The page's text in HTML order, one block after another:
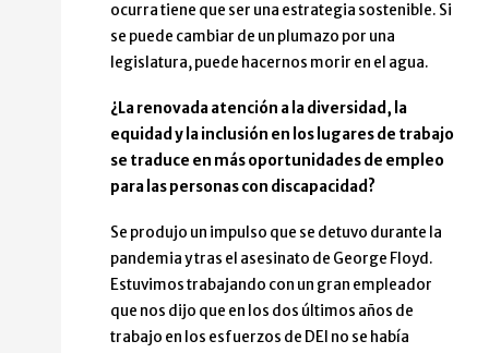
ocurra tiene que ser una estrategia sostenible. Si
se puede cambiar de un plumazo por una
legislatura, puede hacernos morir en el agua.
¿La renovada atención a la diversidad, la
equidad y la inclusión en los lugares de trabajo
se traduce en más oportunidades de empleo
para las personas con discapacidad?
Se produjo un impulso que se detuvo durante la
pandemia y tras el asesinato de George Floyd.
Estuvimos trabajando con un gran empleador
que nos dijo que en los dos últimos años de
trabajo en los esfuerzos de DEI no se había